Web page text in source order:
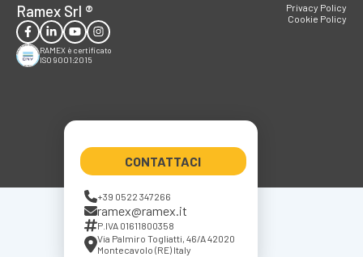
Ramex Srl ®
RAMEX è certificato
ISO 9001:2015
CONTATTACI
+39 0522 347266
ramex@ramex.it
P.IVA 01611800358
Via Palmiro Togliatti, 46/A 42020
Montecavolo (RE) Italy
Privacy Policy
Cookie Policy